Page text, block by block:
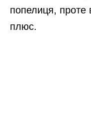
попелиця, проте
плюс.